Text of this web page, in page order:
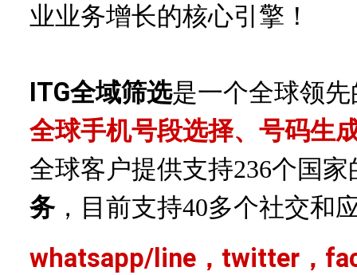
业业务增长的核心引擎！
ITG全域筛选是一个全球领
全球手机号段选择、号码生
全球客户提供支持236个国
务，目前支持40多个社交和
whatsapp/line，twitter，